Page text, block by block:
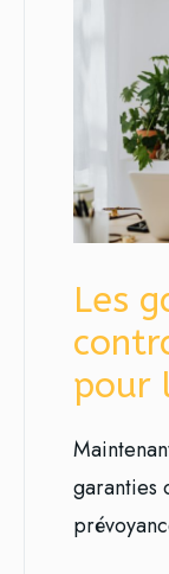
Les
pour
garanties